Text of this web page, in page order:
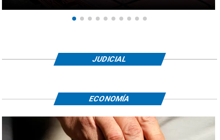
JUDICIAL
ECONOMÍA